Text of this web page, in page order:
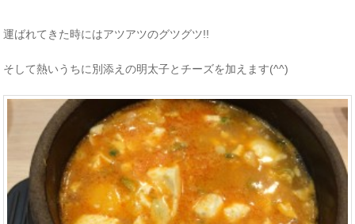
運ばれてきた時にはアツアツのグツグツ!!
そして熱いうちに別添えの明太子とチーズを加えます(^^)